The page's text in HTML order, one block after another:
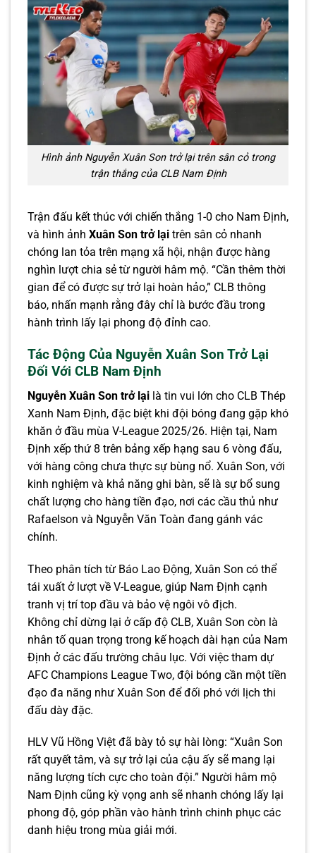
Hình ảnh Nguyễn Xuân Son trở lại trên sân cỏ trong
trận thắng của CLB Nam Định
Trận đấu kết thúc với chiến thắng 1-0 cho Nam Định,
và hình ảnh Xuân Son trở lại trên sân cỏ nhanh
chóng lan tỏa trên mạng xã hội, nhận được hàng
nghìn lượt chia sẻ từ người hâm mộ. “Cần thêm thời
gian để có được sự trở lại hoàn hảo,” CLB thông
báo, nhấn mạnh rằng đây chỉ là bước đầu trong
hành trình lấy lại phong độ đỉnh cao.
Tác Động Của Nguyễn Xuân Son Trở Lại
Đối Với CLB Nam Định
Nguyễn Xuân Son trở lại là tin vui lớn cho CLB Thép
Xanh Nam Định, đặc biệt khi đội bóng đang gặp khó
khăn ở đầu mùa V-League 2025/26. Hiện tại, Nam
Định xếp thứ 8 trên bảng xếp hạng sau 6 vòng đấu,
với hàng công chưa thực sự bùng nổ. Xuân Son, với
kinh nghiệm và khả năng ghi bàn, sẽ là sự bổ sung
chất lượng cho hàng tiền đạo, nơi các cầu thủ như
Rafaelson và Nguyễn Văn Toàn đang gánh vác
chính.
Theo phân tích từ Báo Lao Động, Xuân Son có thể
tái xuất ở lượt về V-League, giúp Nam Định cạnh
tranh vị trí top đầu và bảo vệ ngôi vô địch.
Không chỉ dừng lại ở cấp độ CLB, Xuân Son còn là
nhân tố quan trọng trong kế hoạch dài hạn của Nam
Định ở các đấu trường châu lục. Với việc tham dự
AFC Champions League Two, đội bóng cần một tiền
đạo đa năng như Xuân Son để đối phó với lịch thi
đấu dày đặc.
HLV Vũ Hồng Việt đã bày tỏ sự hài lòng: “Xuân Son
rất quyết tâm, và sự trở lại của cậu ấy sẽ mang lại
năng lượng tích cực cho toàn đội.” Người hâm mộ
Nam Định cũng kỳ vọng anh sẽ nhanh chóng lấy lại
phong độ, góp phần vào hành trình chinh phục các
danh hiệu trong mùa giải mới.